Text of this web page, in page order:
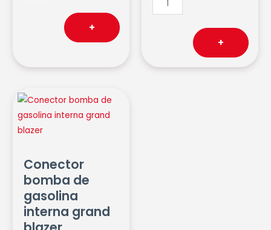
+
+
Conector
bomba de
gasolina
interna grand
Conector
bomba
de
grand
blazer
cantidad